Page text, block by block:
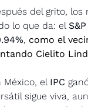
del grito,
lo que da: el
, como el
Cielito
México, el IPC
sigue viva,